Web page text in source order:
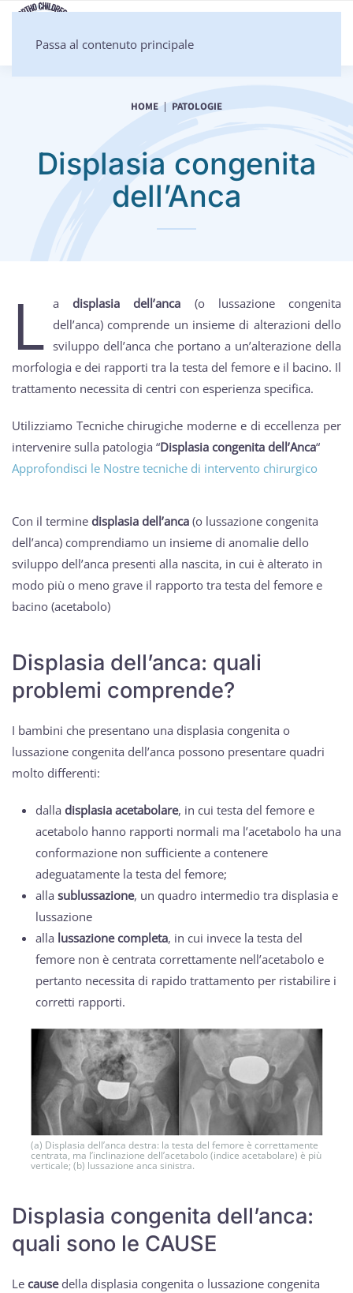
Passa al contenuto principale
HOME PATOLOGIE
Displasia congenita
dell’Anca
L adisplasia dell’anca (o lussazione congenita
dell’anca) comprende un insieme di alterazioni dello
sviluppo dell’anca che portano a un’alterazione della
morfologia e dei rapporti tra la testa del femore e il bacino. Il
trattamento necessita di centri con esperienza specifica.
Utilizziamo Tecniche chirugiche moderne e di eccellenza per
intervenire sulla patologia “Displasia congenita dell’Anca“
Approfondisci le Nostre tecniche di intervento chirurgico
Con il termine displasia dell’anca (o lussazione congenita
dell’anca) comprendiamo un insieme di anomalie dello
sviluppo dell’anca presenti alla nascita, in cui è alterato in
modo più o meno grave il rapporto tra testa del femore e
bacino (acetabolo)
Displasia dell’anca: quali
problemi comprende?
I bambini che presentano una displasia congenita o
lussazione congenita dell’anca possono presentare quadri
molto differenti:
dalla displasia acetabolare, in cui testa del femore e
acetabolo hanno rapporti normali ma l’acetabolo ha una
conformazione non sufficiente a contenere
adeguatamente la testa del femore;
alla sublussazione, un quadro intermedio tra displasia e
lussazione
alla lussazione completa, in cui invece la testa del
femore non è centrata correttamente nell’acetabolo e
pertanto necessita di rapido trattamento per ristabilire i
corretti rapporti.
(a) Displasia dell’anca destra: la testa del femore è correttamente
centrata, ma l’inclinazione dell’acetabolo (indice acetabolare) è più
verticale; (b) lussazione anca sinistra.
Displasia congenita dell’anca:
quali sono le CAUSE
Le causedella displasia congenita o lussazione congenita